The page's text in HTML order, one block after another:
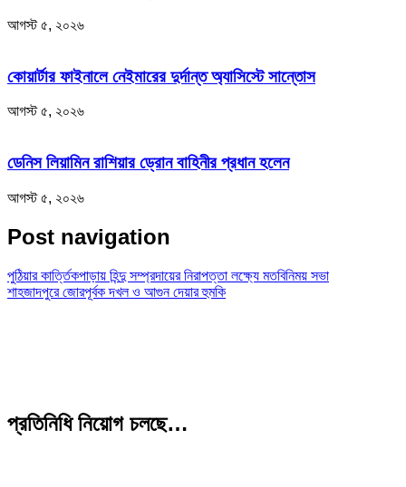
আগস্ট ৫, ২০২৬
কোয়ার্টার ফাইনালে নেইমারের দুর্দান্ত অ্যাসিস্টে সান্তোস
আগস্ট ৫, ২০২৬
ডেনিস লিয়ামিন রাশিয়ার ড্রোন বাহিনীর প্রধান হলেন
আগস্ট ৫, ২০২৬
Post navigation
পুঠিয়ার কার্ত্তিকপাড়ায় হিন্দু সম্প্রদায়ের নিরাপত্তা লক্ষ্যে মতবিনিময় সভা
শাহজাদপুরে জোরপূর্বক দখল ও আগুন দেয়ার হুমকি
প্রতিনিধি নিয়োগ চলছে…